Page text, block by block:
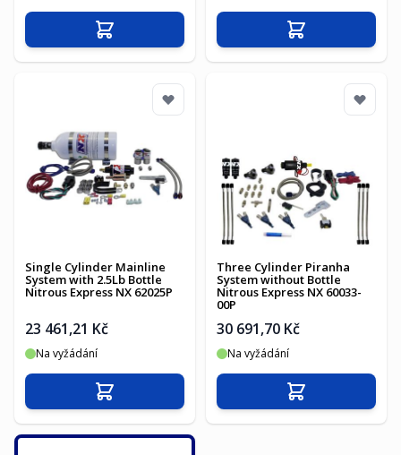
Přidat do košíku Přidat do košíku
Single Cylinder Mainline
System with 2.5Lb Bottle
Nitrous Express NX 62025P
23 461,21 Kč
Na vyžádání
Přidat do košíku
Three Cylinder Piranha
System without Bottle
Nitrous Express NX 60033-
00P
30 691,70 Kč
Na vyžádání
Přidat do košíku